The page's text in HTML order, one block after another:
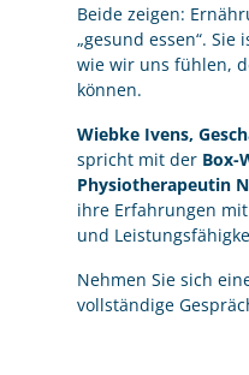
Beide zeigen:
„gesund essen“.
wie wir uns fühlen,
können.
Wiebke Ivens,
spricht mit der Box-
Physiotherapeutin
ihre Erfahrungen
und
Nehmen Sie sich
vollständige